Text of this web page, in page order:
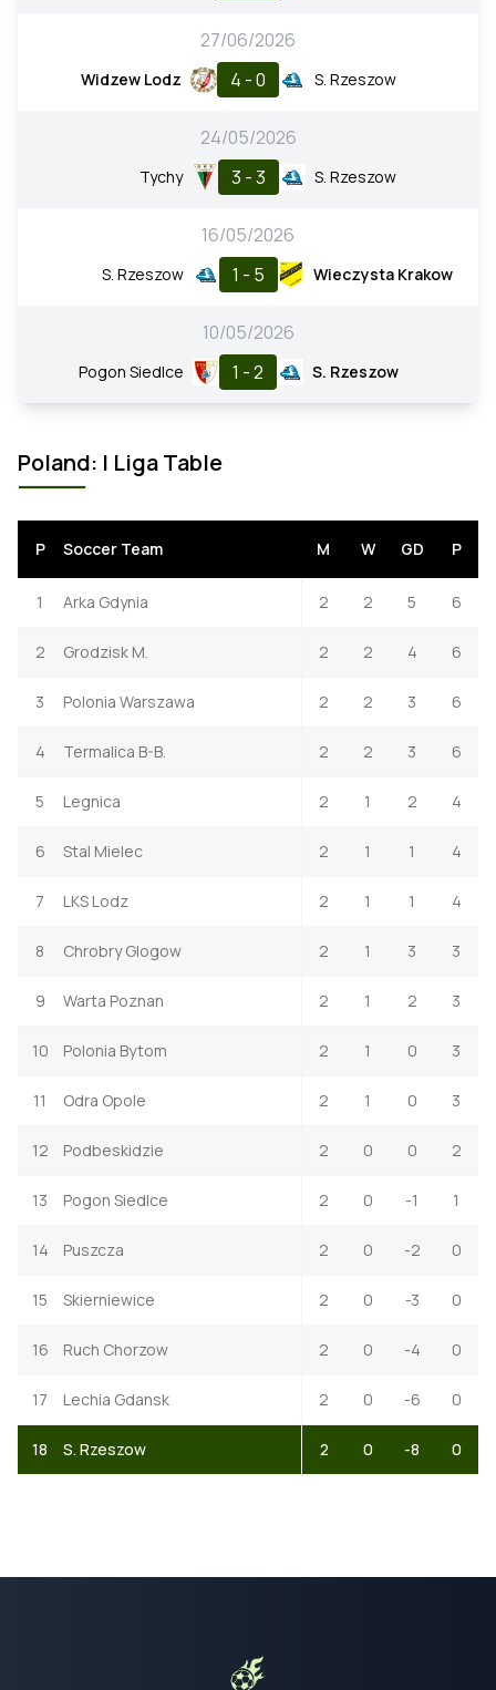
27/06/2026
Widzew Lodz 4 - 0 S. Rzeszow
24/05/2026
Tychy 3 - 3 S. Rzeszow
16/05/2026
S. Rzeszow 1 - 5 Wieczysta Krakow
10/05/2026
Pogon Siedlce 1 - 2 S. Rzeszow
Poland: I Liga Table
P Soccer Team M W GD P
1 Arka Gdynia 2 2 5 6
2 Grodzisk M. 2 2 4 6
3 Polonia Warszawa 2 2 3 6
4 Termalica B-B. 2 2 3 6
5 Legnica 2 1 2 4
6 Stal Mielec 2 1 1 4
7 LKS Lodz 2 1 1 4
8 Chrobry Glogow 2 1 3 3
9 Warta Poznan 2 1 2 3
10 Polonia Bytom 2 1 0 3
11 Odra Opole 2 1 0 3
12 Podbeskidzie 2 0 0 2
13 Pogon Siedlce 2 0 -1 1
14 Puszcza 2 0 -2 0
15 Skierniewice 2 0 -3 0
16 Ruch Chorzow 2 0 -4 0
17 Lechia Gdansk 2 0 -6 0
18 S. Rzeszow 2 0 -8 0